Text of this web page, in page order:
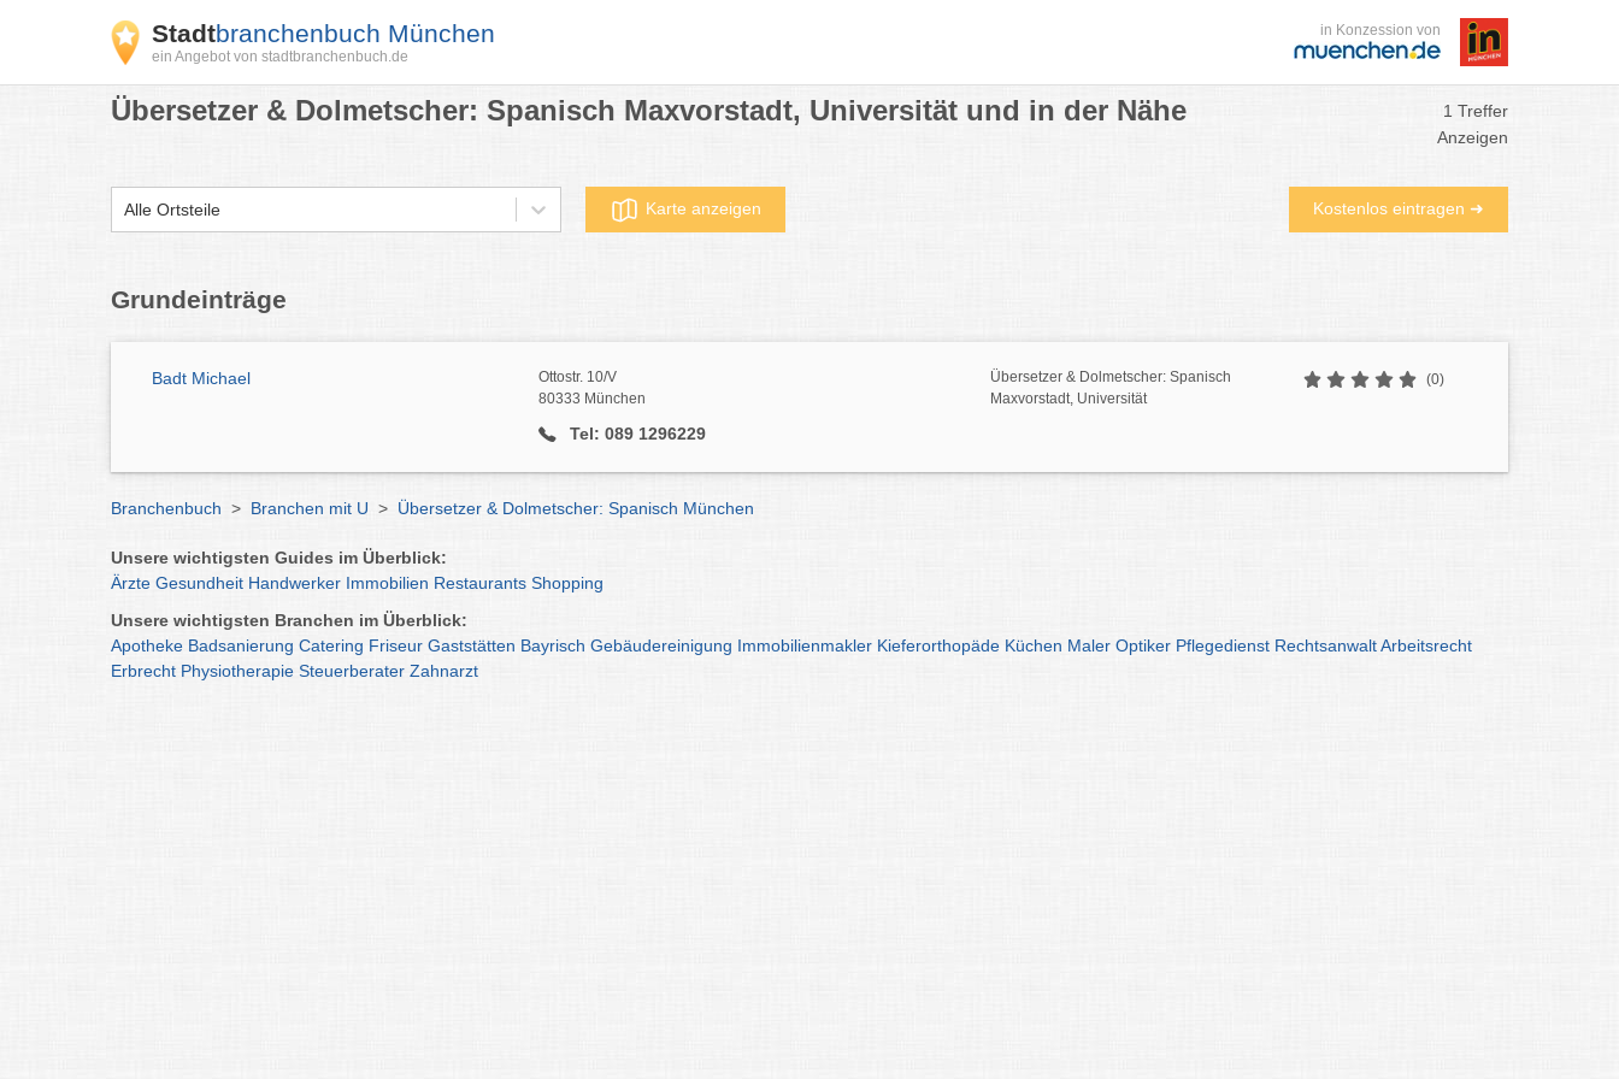
Stadtbranchenbuch München
ein Angebot von stadtbranchenbuch.de
in Konzession von
Übersetzer & Dolmetscher: Spanisch Maxvorstadt, Universität und in der Nähe
1 Treffer
Anzeigen
Alle Ortsteile Karte anzeigen Kostenlos eintragen ➜
Grundeinträge
Badt Michael
Ottostr. 10/V
80333 München
Tel: 089 1296229
Übersetzer & Dolmetscher: Spanisch
Maxvorstadt, Universität
(0)
Branchenbuch > Branchen mit U > Übersetzer & Dolmetscher: Spanisch München
Unsere wichtigsten Guides im Überblick:
Ärzte Gesundheit Handwerker Immobilien Restaurants Shopping
Unsere wichtigsten Branchen im Überblick:
Apotheke Badsanierung Catering Friseur Gaststätten Bayrisch Gebäudereinigung Immobilienmakler Kieferorthopäde Küchen Maler Optiker Pflegedienst RechtsanwaltArbeitsrecht
Erbrecht Physiotherapie Steuerberater Zahnarzt